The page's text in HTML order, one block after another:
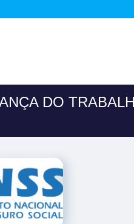
DO